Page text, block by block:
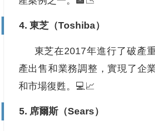
4. 東芝（Toshiba）
東芝在2017年進行了破產
產出售和業務調整，實現了企
和市場復甦。💻📈
5. 席爾斯（Sears）